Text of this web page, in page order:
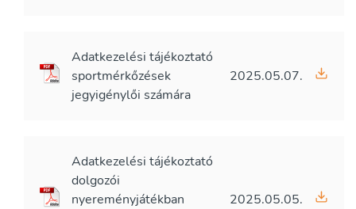
Adatkezelési tájékoztató
sportmérkőzések
jegyigénylői számára
2025.05.07.
Adatkezelési tájékoztató
dolgozói
nyereményjátékban
2025.05.05.